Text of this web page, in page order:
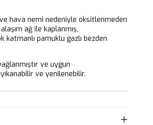
hava nemi nedeniyle oksitlenmeden
ağ ile kaplanmış,
katmanlı pamuklu gazlı bezden
ve uygun
ve yenilenebilir.